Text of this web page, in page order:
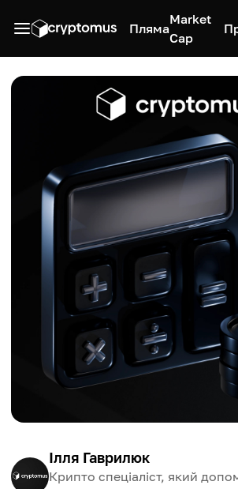
Пляма
Market
Cap
Ілля Гаврилюк
Крипто спеціаліст, який